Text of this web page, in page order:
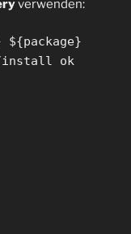
verwenden:
ok